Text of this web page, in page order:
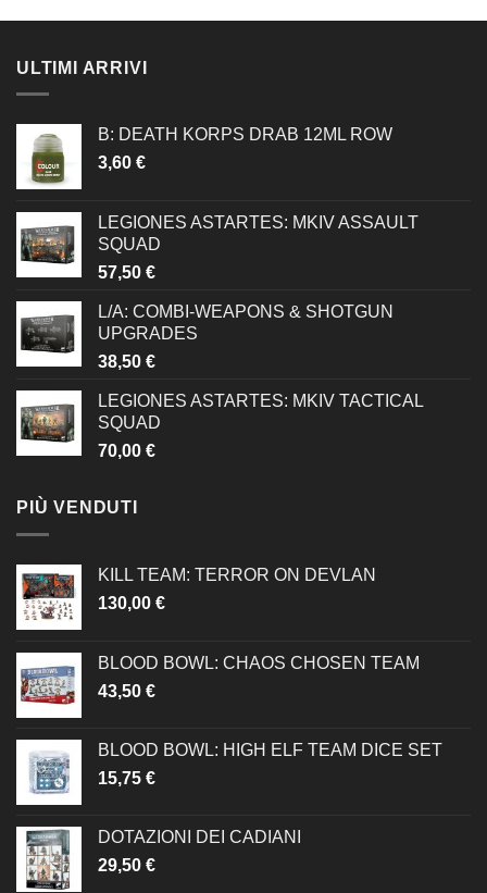
ULTIMI ARRIVI
B: DEATH KORPS DRAB 12ML ROW
3,60 €
LEGIONES ASTARTES: MKIV ASSAULT
SQUAD
57,50 €
L/A: COMBI-WEAPONS & SHOTGUN
UPGRADES
38,50 €
LEGIONES ASTARTES: MKIV TACTICAL
SQUAD
70,00 €
PIÙ VENDUTI
KILL TEAM: TERROR ON DEVLAN
130,00 €
BLOOD BOWL: CHAOS CHOSEN TEAM
43,50 €
BLOOD BOWL: HIGH ELF TEAM DICE SET
15,75 €
DOTAZIONI DEI CADIANI
29,50 €